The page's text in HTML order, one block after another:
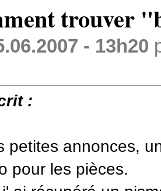
trouver
- 13h20
:
petites annonces,
pour les pièces.